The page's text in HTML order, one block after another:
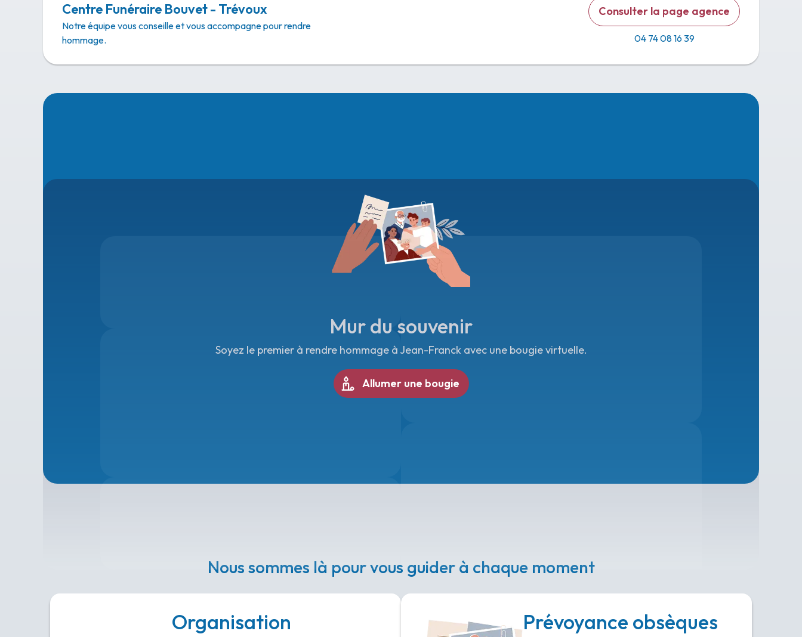
Centre Funéraire Bouvet - Trévoux
Notre équipe vous conseille et vous accompagne pour rendre
hommage.
Consulter la page agence
04 74 08 16 39
Mur du souvenir
Soyez le premier à rendre hommage à Jean-Franck avec une bougie virtuelle.
Allumer une bougie
Nous sommes là pour vous guider à chaque moment
Organisation
Prévoyance obsèques